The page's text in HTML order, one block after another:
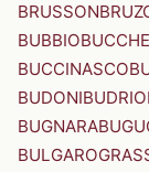
BRUSSON
BUBBIO
BUCCINASCO
BUDONIBUDRIO
BUGNARA